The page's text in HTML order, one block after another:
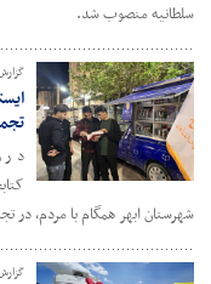
سلطانیه منصوب شد.
در
شهرستان ابهر همگام با مردم،